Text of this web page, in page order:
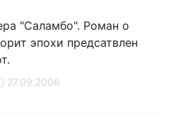
"Саламбо". Роман о
эпохи предсатвлен
27.09.2006